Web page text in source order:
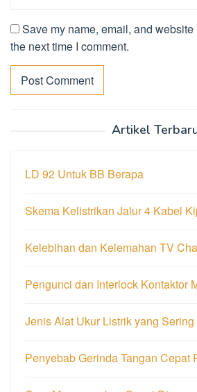
Save my name, email, and
the next time I comment.
Artikel
LD 92 Untuk BB Berapa
Skema Kelistrikan Jalur 4 Kabel
Kelebihan dan Kelemahan TV
Pengunci dan Interlock Kontaktor
Jenis Alat Ukur Listrik yang
Penyebab Gerinda Tangan